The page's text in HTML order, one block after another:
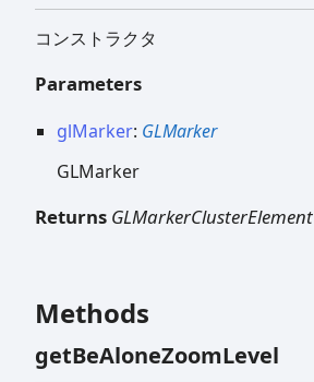
コンストラクタ
Parameters
glMarker: GLMarker
GLMarker
Returns GLMarkerClusterElement
Methods
getBeAloneZoomLevel